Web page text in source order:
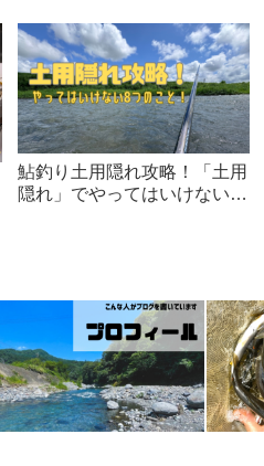
鮎釣り土用隠れ攻略！「土用
隠れ」でやってはいけない8